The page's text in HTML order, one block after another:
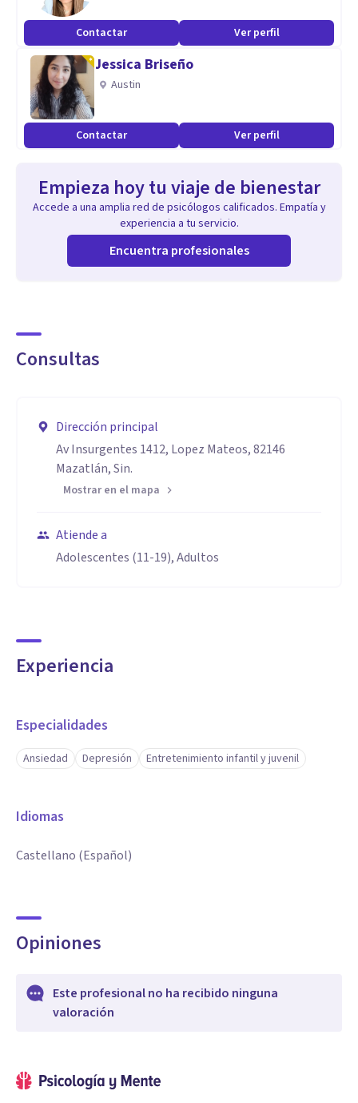
Contactar Ver perfil
Jessica Briseño
Austin
Contactar Ver perfil
Empieza hoy tu viaje de bienestar
Accede a una amplia red de psicólogos calificados. Empatía y
experiencia a tu servicio.
Encuentra profesionales
Consultas
Dirección principal
Av Insurgentes 1412, Lopez Mateos, 82146
Mazatlán, Sin.
Mostrar en el mapa
Atiende a
Adolescentes (11-19), Adultos
Experiencia
Especialidades
Ansiedad Depresión Entretenimiento infantil y juvenil
Idiomas
Castellano (Español)
Opiniones
Este profesional no ha recibido ninguna
valoración